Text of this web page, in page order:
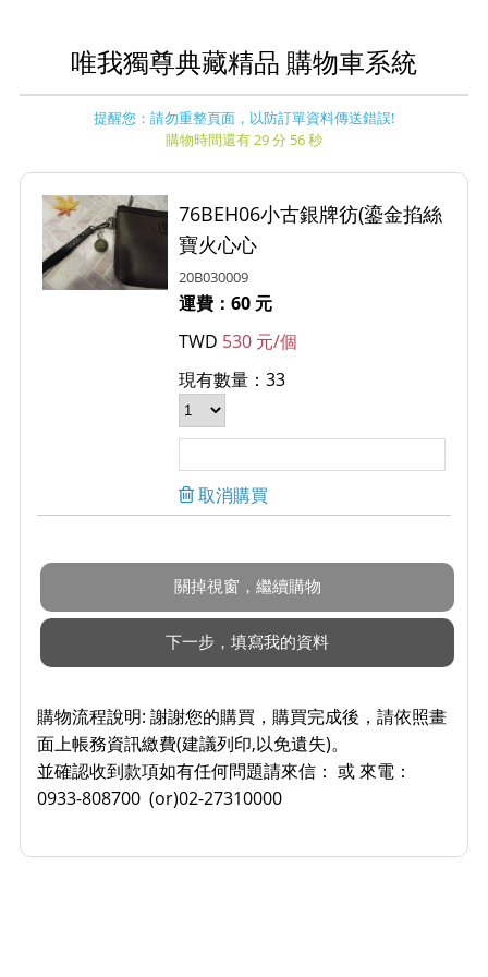
唯我獨尊典藏精品 購物車系統
提醒您：請勿重整頁面，以防訂單資料傳送錯誤!
購物時間還有 29 分 56 秒
76BEH06小古銀牌彷(鎏金掐絲
寶火心心
20B030009
運費：60 元
TWD 530 元/個
現有數量：33
取消購買
購物流程說明: 謝謝您的購買，購買完成後，請依照畫
面上帳務資訊繳費(建議列印,以免遺失)。
並確認收到款項如有任何問題請來信： 或 來電：
0933-808700 (or)02-27310000